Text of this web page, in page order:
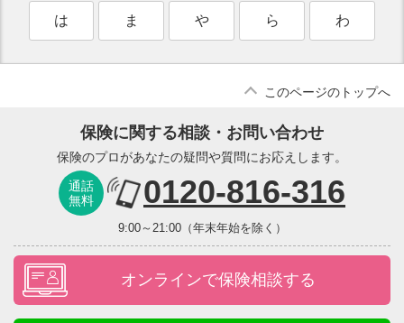
は ま や ら わ
このページのトップへ
保険に関する相談・お問い合わせ
保険のプロがあなたの疑問や質問にお応えします。
通話
無料
0120-816-316
9:00～21:00（年末年始を除く）
オンラインで保険相談する